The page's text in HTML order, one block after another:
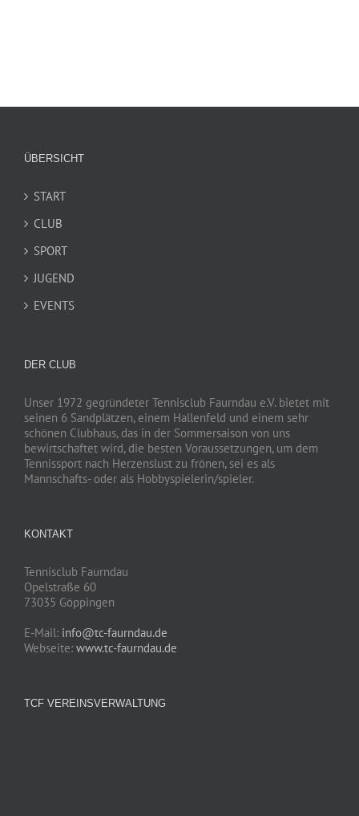
ÜBERSICHT
START
CLUB
SPORT
JUGEND
EVENTS
DER CLUB
Unser 1972 gegründeter Tennisclub Faurndau e.V. bietet mit
seinen 6 Sandplätzen, einem Hallenfeld und einem sehr
schönen Clubhaus, das in der Sommersaison von uns
bewirtschaftet wird, die besten Voraussetzungen, um dem
Tennissport nach Herzenslust zu frönen, sei es als
Mannschafts- oder als Hobbyspielerin/spieler.
KONTAKT
Tennisclub Faurndau
Opelstraße 60
73035 Göppingen
E-Mail: info@tc-faurndau.de
Webseite: www.tc-faurndau.de
TCF VEREINSVERWALTUNG